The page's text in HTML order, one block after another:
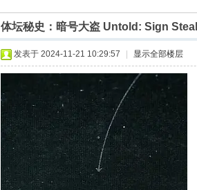
513593603 向 lishya588 送出 啤酒 x1!
时光机 向 x1!
hongbang 向 明镜不止水 送出 黄瓜 x1!
Kehk 向 ghout1 送出 肥宅快乐水 x1!
清尘 yyt12345 送出 精品鼓励金+1 x2!
时光机 向 513593603 送出 肥宅快乐水
Kehk 向 白玉老虎 送出 肥宅快乐水 x1!
时光机 向 两津勘吉 送出 火箭 x1!
Kevin 向 两津勘吉 送出 火箭 x1!
体坛秘史：暗号大盗 Untold: Sign
发表于 2024-11-21 10:29:57 显示全部楼层